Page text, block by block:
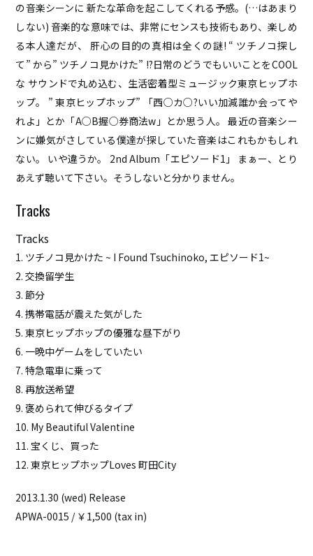
の音楽シーンに 新たな革命を起こしてくれる予感。(…はあまり
しない) 音楽的な意味では、非常にセンスも技術もあり、楽しめ
る本人達だが、 肝心の目的の真相は全くの謎! “ ツチノコ探し
て” から” ツチノコ見かけた” !?日常のどうでもいいことをCOOL
な サウンドで丸め込む、生活密着型ミュージック東京ヒップホ
ップ。 ” 東京ヒップホップ” 「西○カ○?いい加減誰か会ってや
れよ」とか「A○B握○券商法w」とか思う人。 最近の音楽シー
ンに嫌気がさしている僕達が探していた音楽はこれもかもしれ
ない。 いや違うか。 2nd Album「エピソード1」 まぁー、とり
あえず聴いて下さい。そうしないと分かりません。
Tracks
1. ツチノコ見かけた ~ I Found Tsuchinoko, エピソード1~
2. 交換留学生
3. 節分
4. 携帯電話が震えた気がした
5. 東京ヒップホップの優雅な昼下がり
6. 一晩中ゲームをしていたい
7. 特急電車に乗って
8. 再放送希望
9. 褒められて伸びるタイプ
10. My Beautiful Valentine
11. 宝くじ、買った
12. 東京ヒップホップLoves 町田City
2013.1.30 (wed) Release
APWA-0015 / ￥1,500 (tax in)